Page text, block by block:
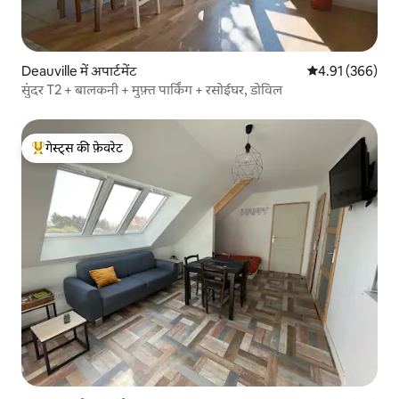
Deauville में अपार्टमेंट औसत रेटिंग 5 में से
4.91 (366)
सुंदर T2 + बालकनी + मुफ़्त पार्किंग + रसोईघर, डोविल
गेस्ट्स का टॉप फ़ेवरेट
गेस्ट्स की फ़ेवरेट